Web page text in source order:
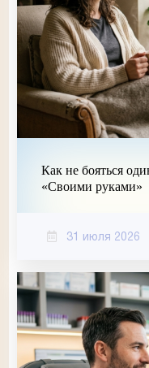
Как не бояться
«Своими руками»
31 июля 2026